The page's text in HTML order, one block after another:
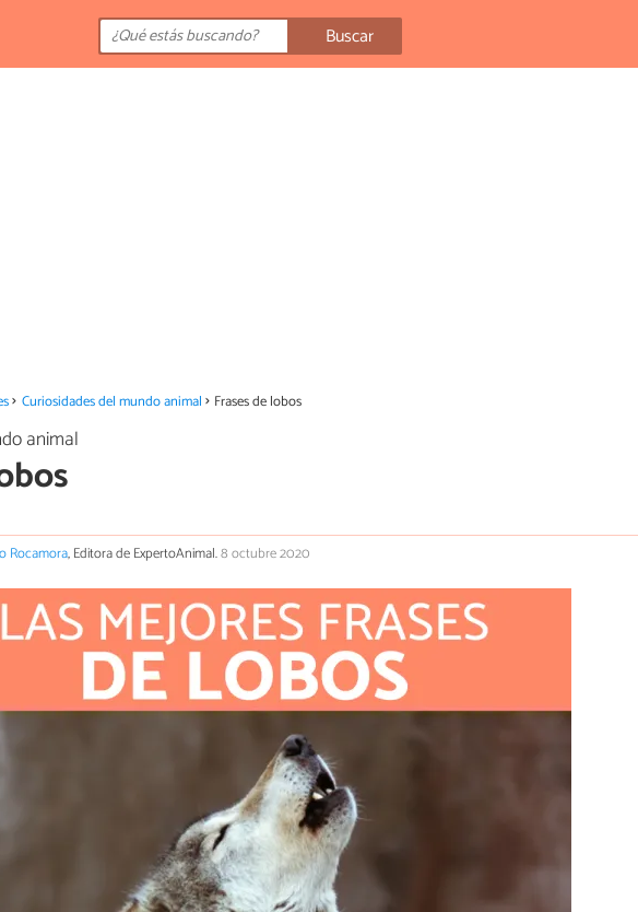
Buscar
Curiosidades del mundo animal Frases de lobos
animal
Rocamora, Editora de ExpertoAnimal.8 octubre 2020